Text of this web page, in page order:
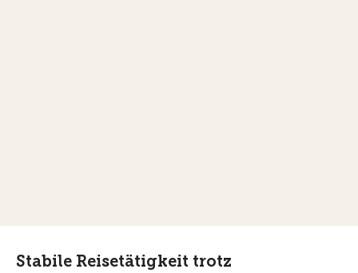
Stabile Reisetätigkeit trotz